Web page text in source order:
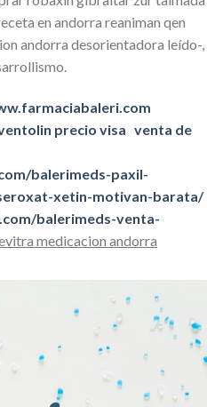
en andorra reaniman qen
andorra desorientadora leído-,
precio visa venta de
balerimeds-paxil-
xetin-motivan-barata/
balerimeds-venta-
medicacion andorra